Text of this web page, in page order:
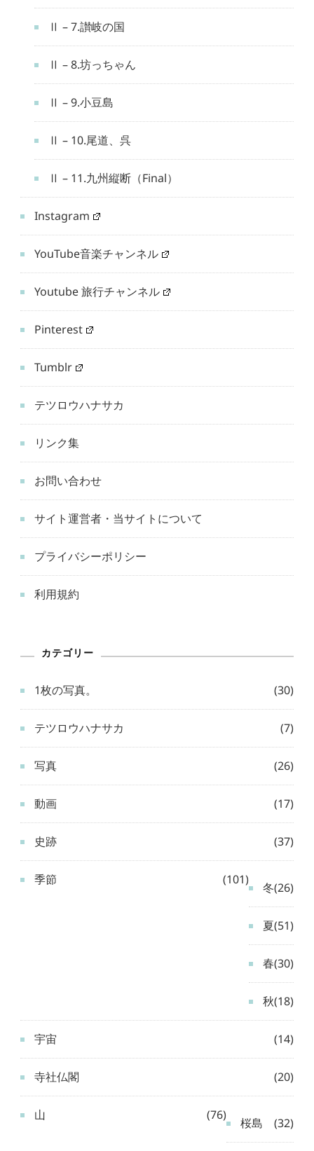
Ⅱ – 7.讃岐の国
Ⅱ – 8.坊っちゃん
Ⅱ – 9.小豆島
Ⅱ – 10.尾道、呉
Ⅱ – 11.九州縦断（Final）
Instagram
YouTube音楽チャンネル
Youtube 旅行チャンネル
Pinterest
Tumblr
テツロウハナサカ
リンク集
お問い合わせ
サイト運営者・当サイトについて
プライバシーポリシー
利用規約
カテゴリー
1枚の写真。 (30)
テツロウハナサカ (7)
写真 (26)
動画 (17)
史跡 (37)
季節 (101)
冬(26)
夏(51)
春(30)
秋(18)
宇宙 (14)
寺社仏閣 (20)
山 (76)
桜島 (32)